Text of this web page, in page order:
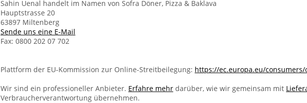
Sahin Uenal handelt im Namen von Sofra Döner, Pizza & Baklava
Hauptstrasse 20
63897 Miltenberg
Sende uns eine E-Mail
Fax: 0800 202 07 702
Plattform der EU-Kommission zur Online-Streitbeilegung: https://ec.europa.eu/
Wir sind ein professioneller Anbieter. Erfahre mehr darüber, wie wir gemeinsam mit
Verbraucherverantwortung übernehmen.